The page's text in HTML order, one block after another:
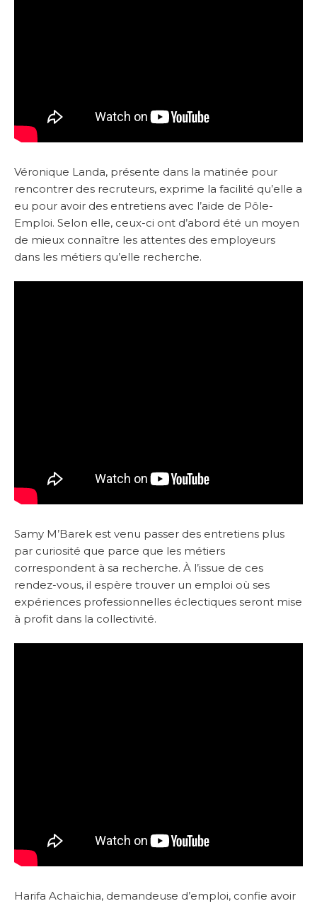
Véronique Landa, présente dans la matinée pour
rencontrer des recruteurs, exprime la facilité qu’elle a
eu pour avoir des entretiens avec l’aide de Pôle-
Emploi. Selon elle, ceux-ci ont d’abord été un moyen
de mieux connaître les attentes des employeurs
dans les métiers qu’elle recherche.
Samy M’Barek est venu passer des entretiens plus
par curiosité que parce que les métiers
correspondent à sa recherche. À l’issue de ces
rendez-vous, il espère trouver un emploi où ses
expériences professionnelles éclectiques seront mise
à profit dans la collectivité.
Harifa Achaïchia, demandeuse d’emploi, confie avoir